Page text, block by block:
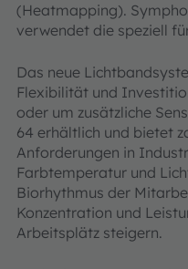
(Heatmapping).
verwendet die speziell
Das neue
Flexibilität und
oder um zusätzliche
64 erhältlich und bietet
Anforderungen in
Farbtemperatur und
Biorhythmus der
Konzentration und
Arbeitsplätz steigern.